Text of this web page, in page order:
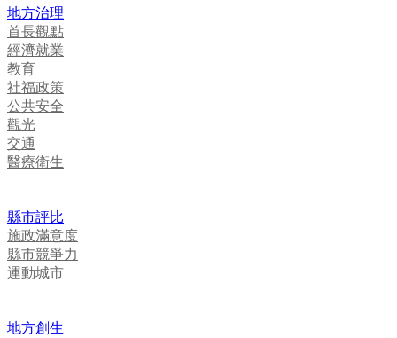
地方治理
首長觀點
經濟就業
教育
社福政策
公共安全
觀光
交通
醫療衛生
縣市評比
施政滿意度
縣市競爭力
運動城市
地方創生